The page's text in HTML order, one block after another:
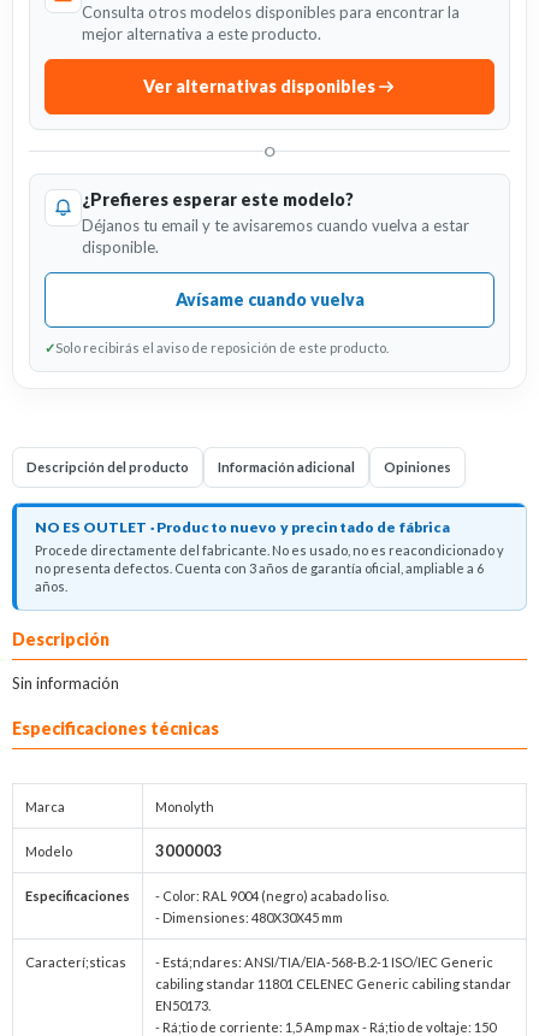
Consulta otros modelos disponibles para encontrar la
mejor alternativa a este producto.
Ver alternativas disponibles
O
¿Prefieres esperar este modelo?
Déjanos tu email y te avisaremos cuando vuelva a estar
disponible.
Avísame cuando vuelva
✓Solo recibirás el aviso de reposición de este producto.
Descripción del producto Información adicional Opiniones
NO ES OUTLET · Producto nuevo y precintado de fábrica
Procede directamente del fabricante. No es usado, no es reacondicionado y
no presenta defectos. Cuenta con 3 años de garantía oficial, ampliable a 6
años.
Descripción
Sin información
Especificaciones técnicas
Marca Monolyth
Modelo 3000003
Especificaciones
- Color: RAL 9004 (negro) acabado liso.
- Dimensiones: 480X30X45 mm
Caracterí;sticas
- Está;ndares: ANSI/TIA/EIA-568-B.2-1 ISO/IEC Generic
cabiling standar 11801 CELENEC Generic cabiling standar
EN50173.
- Rá;tio de corriente: 1,5 Amp max - Rá;tio de voltaje: 150